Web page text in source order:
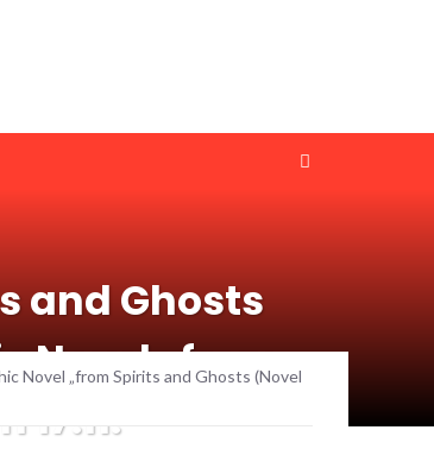
and Ghosts
Novel „from
Novel „from Spirits and Ghosts (Novel